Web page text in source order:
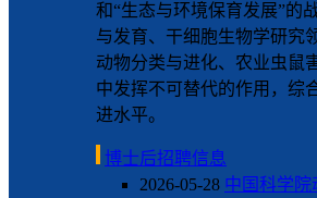
和“生态与环境保育发展”的
与发育、干细胞生物学研究
动物分类与进化、农业虫鼠
中发挥不可替代的作用，综
进水平。
博士后招聘信息
2026-05-28 中国科学